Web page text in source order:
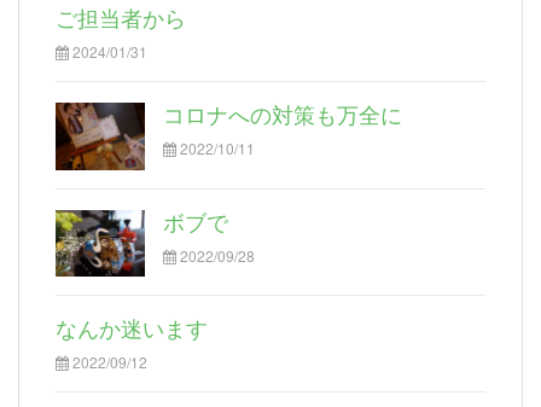
ご担当者から
2024/01/31
コロナへの対策も万全に
2022/10/11
ボブで
2022/09/28
なんか迷います
2022/09/12